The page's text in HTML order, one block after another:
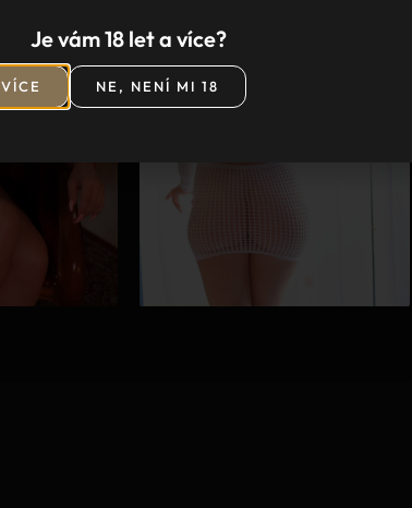
Je vám 18 let a více?
NE, NENÍ MI 18